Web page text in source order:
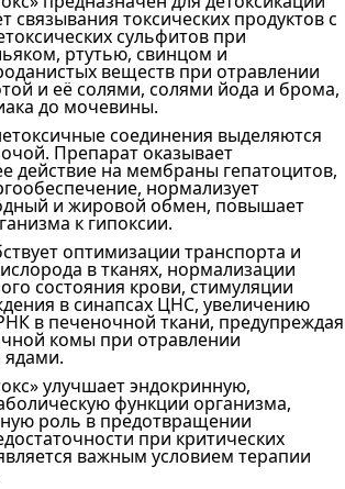
связывания токсических продуктов с
сульфитов при
ртутью, свинцом и
веществ при отравлении
и её солями, солями йода и брома,
до мочевины.
соединения выделяются
Препарат оказывает
действие на мембраны гепатоцитов,
нормализует
и жировой обмен, повышает
к гипоксии.
оптимизации транспорта и
в тканях, нормализации
состояния крови, стимуляции
в синапсах ЦНС, увеличению
в печеночной ткани, предупреждая
комы при отравлении
ядами.
улучшает эндокринную,
функции организма,
роль в предотвращении
при критических
важным условием терапии